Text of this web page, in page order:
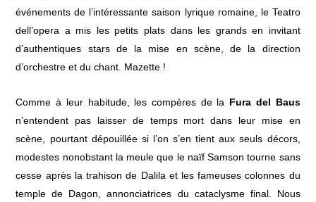
événements de l’intéressante saison lyrique romaine, le Teatro
dell’opera a mis les petits plats dans les grands en invitant
d’authentiques stars de la mise en scène, de la direction
d’orchestre et du chant. Mazette !
Comme à leur habitude, les compères de la Fura del Baus
n’entendent pas laisser de temps mort dans leur mise en
scène, pourtant dépouillée si l’on s’en tient aux seuls décors,
modestes nonobstant la meule que le naïf Samson tourne sans
cesse après la trahison de Dalila et les fameuses colonnes du
temple de Dagon, annonciatrices du cataclysme final. Nous